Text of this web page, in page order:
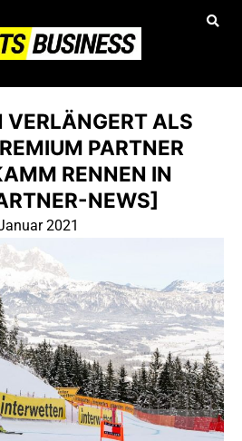
VERLÄNGERT ALS
PARTNER
RENNEN IN
NEWS]
2021